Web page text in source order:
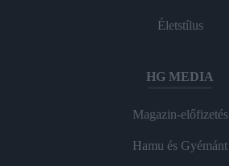
Életstílus
HG MEDIA
Magazin-előfizetés
Hamu és Gyémánt